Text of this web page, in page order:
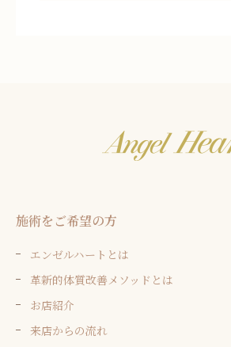
施術をご希望の方
エンゼルハートとは
革新的体質改善メソッドとは
お店紹介
来店からの流れ